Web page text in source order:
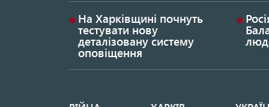
На Харківщині почнуть
тестувати нову
деталізовану систему
оповіщення